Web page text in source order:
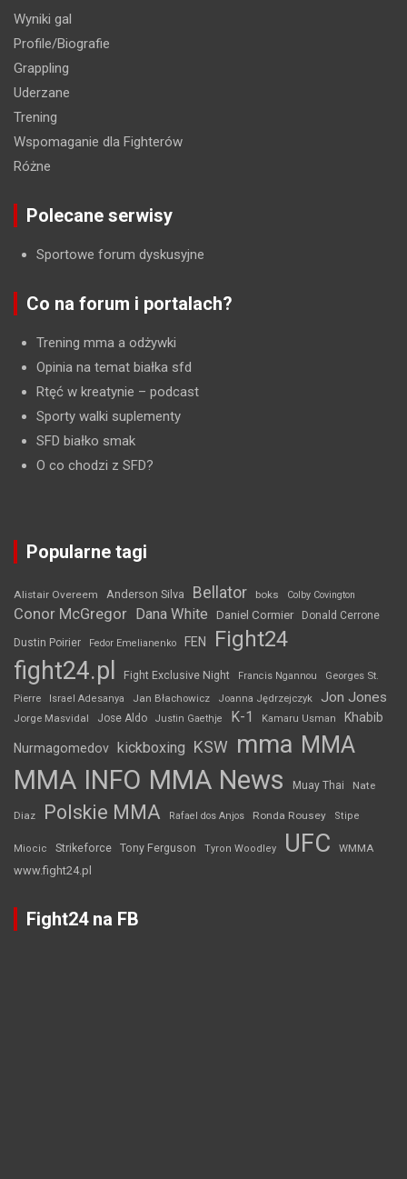
Wyniki gal
Profile/Biografie
Grappling
Uderzane
Trening
Wspomaganie dla Fighterów
Różne
Polecane serwisy
Sportowe forum dyskusyjne
Co na forum i portalach?
Trening mma a odżywki
Opinia na temat białka sfd
Rtęć w kreatynie – podcast
Sporty walki suplementy
SFD białko smak
O co chodzi z SFD?
Popularne tagi
Alistair Overeem Anderson Silva Bellator boks Colby Covington
Conor McGregor Dana White Daniel Cormier Donald Cerrone
Dustin Poirier Fedor Emelianenko FEN Fight24
fight24.pl Fight Exclusive Night Francis Ngannou
Georges St.
Pierre
Israel Adesanya Jan Błachowicz Joanna Jędrzejczyk Jon Jones
Jorge Masvidal Jose Aldo Justin Gaethje K-1 Kamaru Usman Khabib
Nurmagomedov kickboxing KSW mma MMA
MMA INFO MMA News Muay Thai Nate
Diaz Polskie MMA Rafael dos Anjos Ronda Rousey Stipe
Miocic Strikeforce Tony Ferguson Tyron Woodley UFC WMMA
www.fight24.pl
Fight24 na FB